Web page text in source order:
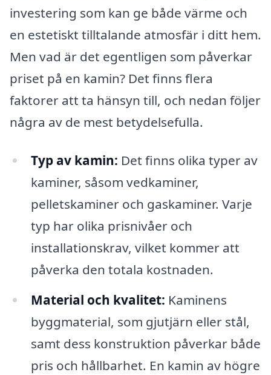
investering som kan ge både värme och
en estetiskt tilltalande atmosfär i ditt hem.
Men vad är det egentligen som påverkar
priset på en kamin? Det finns flera
faktorer att ta hänsyn till, och nedan följer
några av de mest betydelsefulla.
Typ av kamin: Det finns olika typer av
kaminer, såsom vedkaminer,
pelletskaminer och gaskaminer. Varje
typ har olika prisnivåer och
installationskrav, vilket kommer att
påverka den totala kostnaden.
Material och kvalitet: Kaminens
byggmaterial, som gjutjärn eller stål,
samt dess konstruktion påverkar både
pris och hållbarhet. En kamin av högre